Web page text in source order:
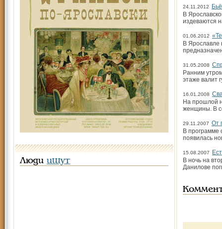
Люди ищут
24.11.2012
В
издеваются
01.06.2012
В Ярославле
31.05.2008
Ранним
этаже валит
16.01.2008
На прошлой
женщины. В
29.11.2007 От
В программе
появилась
15.08.2007
В ночь на
Данилове